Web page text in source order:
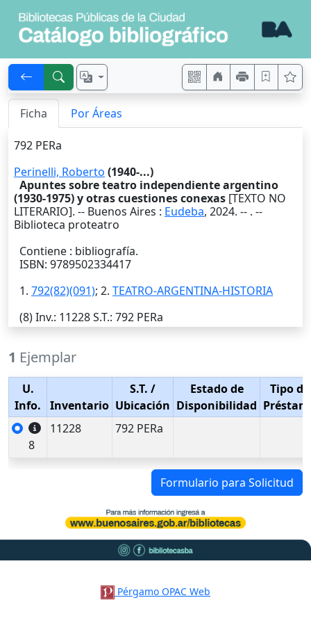
Ficha Por Áreas
792 PERa
Perinelli, Roberto (1940-...)
Apuntes sobre teatro independiente argentino
(1930-1975) y otras cuestiones conexas [TEXTO NO
LITERARIO]. -- Buenos Aires : Eudeba, 2024. -- . --
Biblioteca proteatro
Contiene : bibliografía.
ISBN: 9789502334417
1. 792(82)(091); 2. TEATRO-ARGENTINA-HISTORIA
(8)Inv.: 11228S.T.: 792 PERa
1 Ejemplar
U.
Info.
Inventario
S.T. /
Ubicación
Estado de
Disponibilidad
Tipo de
8
11228 792 PERa
Formulario para Solicitud
Pérgamo OPAC Web